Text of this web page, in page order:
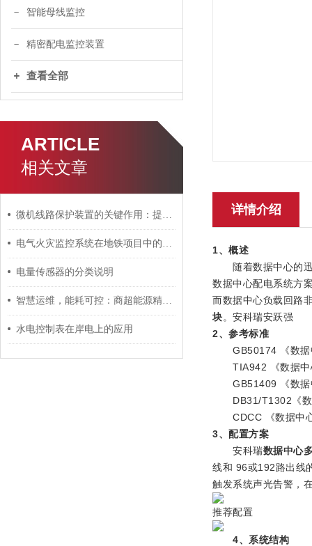
智能母线监控
精密配电监控装置
查看全部
ARTICLE
相关文章
微机线路保护装置的关键作用：提高电网稳定性
电气火灾监控系统在地铁项目中的应用
电量传感器的分类说明
智慧运维，能耗可控：商超能源精细化管理之路
水电控制表在岸电上的应用
详情介绍
1、概述
随着数据中心的迅
数据中心配电系统方
而数据中心负载回路
块。安科瑞安跃强
2、参考标准
GB50174 《数据
TIA942 《数据中
GB51409 《数据
DB31/T1302《数
CDCC 《数据中
3、配置方案
安科瑞数据中心
线和 96或192路出线
触发系统声光告警，
推荐配置
4、系统结构